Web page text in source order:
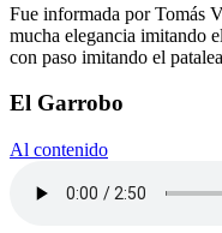
Fue informada por Tomás
mucha elegancia imitando
con paso imitando el
El Garrobo
Al contenido